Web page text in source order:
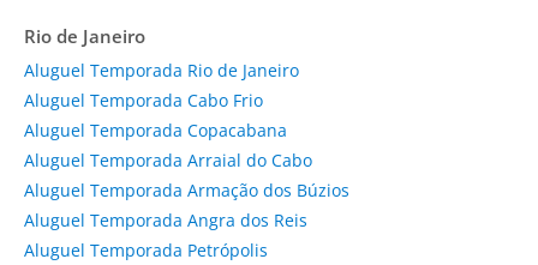
Rio de Janeiro
Aluguel Temporada Rio de Janeiro
Aluguel Temporada Cabo Frio
Aluguel Temporada Copacabana
Aluguel Temporada Arraial do Cabo
Aluguel Temporada Armação dos Búzios
Aluguel Temporada Angra dos Reis
Aluguel Temporada Petrópolis